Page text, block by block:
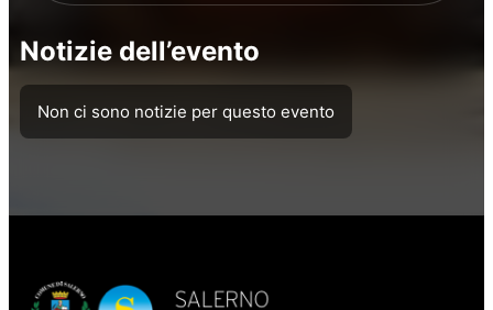
Notizie dell’evento
Non ci sono notizie per questo evento